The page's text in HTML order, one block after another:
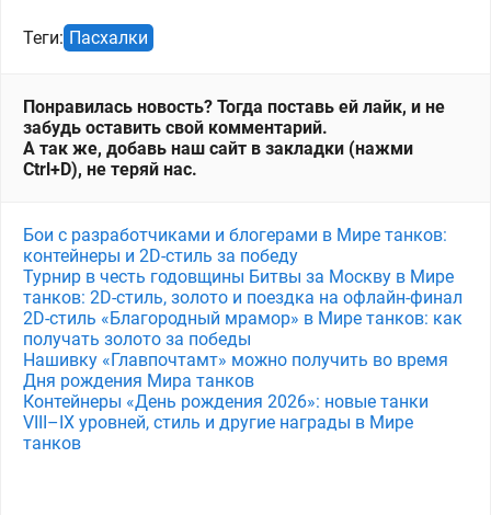
Теги: Пасхалки
Понравилась новость? Тогда поставь ей лайк, и не
забудь оставить свой комментарий.
А так же, добавь наш сайт в закладки (нажми
Ctrl+D), не теряй нас.
Бои с разработчиками и блогерами в Мире танков:
контейнеры и 2D-стиль за победу
Турнир в честь годовщины Битвы за Москву в Мире
танков: 2D-стиль, золото и поездка на офлайн-финал
2D-стиль «Благородный мрамор» в Мире танков: как
получать золото за победы
Нашивку «Главпочтамт» можно получить во время
Дня рождения Мира танков
Контейнеры «День рождения 2026»: новые танки
VIII–IX уровней, стиль и другие награды в Мире
танков